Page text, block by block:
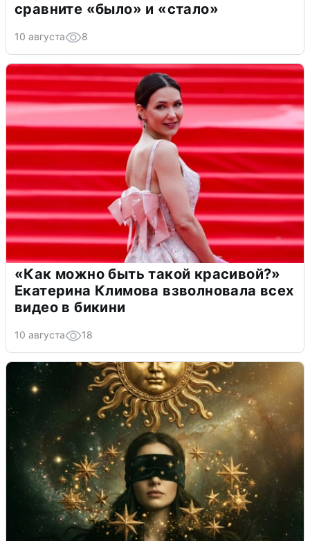
сравните «было» и «стало»
10 августа 8
«Как можно быть такой красивой?»
Екатерина Климова взволновала всех
видео в бикини
10 августа 18